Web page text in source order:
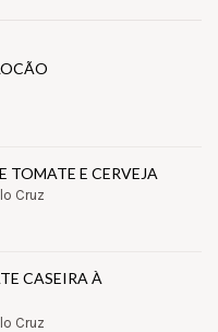
TOMATE E CERVEJA
Cruz
CASEIRA À
Cruz